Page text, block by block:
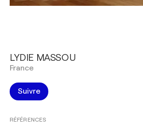
LYDIE MASSOU
France
Suivre
RÉFÉRENCES